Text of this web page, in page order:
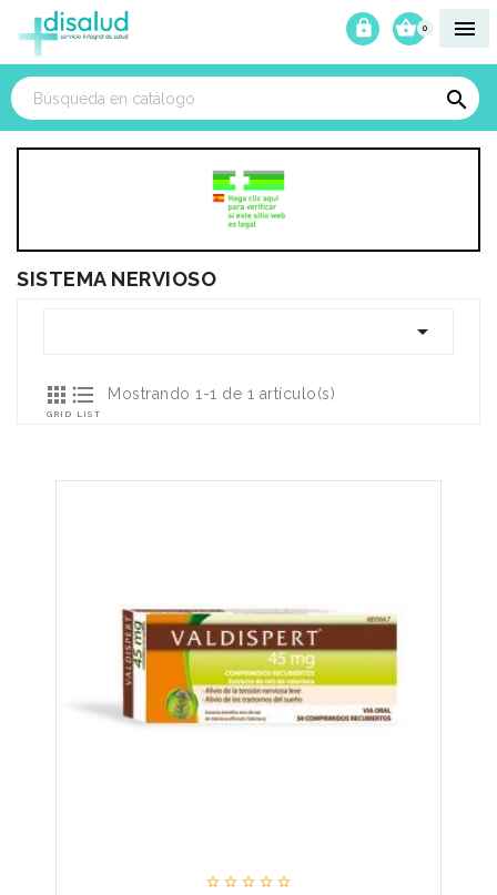

0



SISTEMA NERVIOSO


GRID

LIST
Mostrando 1-1 de 1 artículo(s)
    